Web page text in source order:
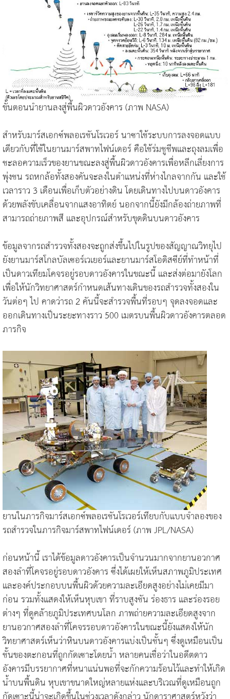
ขั้นตอนนำยานลงสู่พื้นผิวดาวอังคาร (ภาพ NASA)
สำหรับมาร์สเอกซ์พลอเรชันโรเวอร์ นาซาใช้ระบบการลงจอดแบบ
เดียวกับที่ใช้ในยานมาร์สพาทไฟน์เดอร์ คือใช้ร่มชูชีพและถุงลมเพื่อ
ชะลอความเร็วของยานขณะลงสู่พื้นผิวดาวอังคารเพื่อหลีกเลี่ยงการ
พุ่งชน รถหกล้อทั้งสองคันจะลงในตำแหน่งที่ห่างไกลจากกัน และใช้
เวลาราว 3 เดือนเพื่อเก็บตัวอย่างดิน โดยเดินทางไปบนดาวอังคาร
ด้วยพลังขับเคลื่อนจากแสงอาทิตย์ นอกจากนี้ยังมีกล้องถ่ายภาพที่
สามารถถ่ายภาพสี และอุปกรณ์สำหรับขุดดินบนดาวอังคาร
ข้อมูลจากรถสำรวจทั้งสองจะถูกส่งขึ้นไปในรูปของสัญญาณวิทยุไป
ยังยานมาร์สโกลบัลเซอร์เวเยอร์และยานมาร์สโอดิสซีย์ที่ทำหน้าที่
เป็นดาวเทียมโคจรอยู่รอบดาวอังคารในขณะนี้ และส่งต่อมายังโลก
เพื่อให้นักวิทยาศาสตร์กำหนดเส้นทางเดินของรถสำรวจทั้งสองใน
วันต่อๆ ไป คาดว่ารถ 2 คันนี้จะสำรวจพื้นที่รอบๆ จุดลงจอดและ
ออกเดินทางเป็นระยะทางราว 500 เมตรบนพื้นผิวดาวอังคารตลอด
ภารกิจ
ยานในภารกิจมาร์สเอกซ์พลอเรชันโรเวอร์เทียบกับแบบจำลองของ
รถสำรวจในภารกิจมาร์สพาทไฟน์เดอร์ (ภาพ JPL/NASA)
ก่อนหน้านี้ เราได้ข้อมูลดาวอังคารเป็นจำนวนมากจากยานอวกาศ
สองลำที่โคจรอยู่รอบดาวอังคาร ซึ่งได้เผยให้เห็นสภาพภูมิประเทศ
และองค์ประกอบบนพื้นผิวด้วยความละเอียดสูงอย่างไม่เคยมีมา
ก่อน รวมทั้งแสดงให้เห็นหุบเขา ที่ราบสูงชัน ร่องธาร และร่องรอย
ต่างๆ ที่ดูคล้ายภูมิประเทศบนโลก ภาพถ่ายความละเอียดสูงจาก
ยานอวกาศสองลำที่โคจรรอบดาวอังคารในขณะนี้ยังแสดงให้นัก
วิทยาศาสตร์เห็นว่าหินบนดาวอังคารแบ่งเป็นชั้นๆ ซึ่งดูเหมือนเป็น
ชั้นของตะกอนที่ถูกกัดเซาะโดยน้ำ หลายคนเชื่อว่าในอดีตดาว
อังคารมีบรรยากาศที่หนาแน่นพอที่จะกักความร้อนไว้และทำให้เกิด
น้ำบนพื้นดิน หุบเขาขนาดใหญ่หลายแห่งและบริเวณที่ดูเหมือนถูก